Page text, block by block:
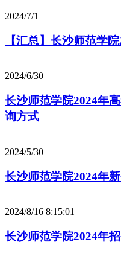
2024/7/1
【汇总】长沙师范学
2024/6/30
长沙师范学院2024年
询方式
2024/5/30
长沙师范学院2024年
2024/8/16 8:15:01
长沙师范学院2024年